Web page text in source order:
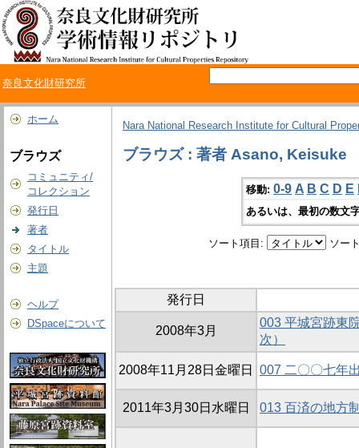
奈良文化財研究所
ホーム
ブラウズ
コミュニティ/
コレクション
発行日
著者
タイトル
主題
ヘルプ
DSpaceについて
Nara National Research Institute for Cultural
ブラウズ : 著者 Asano, Keisuke
移動: 0-9 A B C D E
あるいは、最初の数文
ソート項目: ソー
発行日
2008年3月
003 平城宮跡東
次）
2008年11月28日金曜日 007 二〇〇七年
2011年3月30日水曜日 013 百済の地方